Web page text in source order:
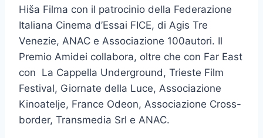
Hiša Filma con il patrocinio della Federazione
Italiana Cinema d’Essai FICE, di Agis Tre
Venezie, ANAC e Associazione 100autori. Il
Premio Amidei collabora, oltre che con Far East
con La Cappella Underground, Trieste Film
Festival, Giornate della Luce, Associazione
Kinoatelje, France Odeon, Associazione Cross-
border, Transmedia Srl e ANAC.